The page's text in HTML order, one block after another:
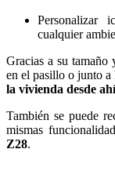
Personalizar
cualquier
Gracias a su tamaño
en el pasillo o junto a
la vivienda desde ahí
También se puede
mismas
Z28.